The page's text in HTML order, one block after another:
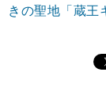
きの聖地「蔵王